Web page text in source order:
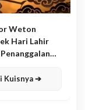
Weton
Hari Lahir
Kuisnya ➔